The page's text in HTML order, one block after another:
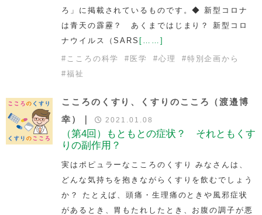
ろ」に掲載されているものです。◆ 新型コロナ
は青天の霹靂？ あくまではじまり？ 新型コロ
ナウイルス（SARS [……]
# こころの科学 # 医学 #心理 #特別企画から
#福祉
こころのくすり、くすりのこころ（渡邉博
幸）｜
2021.01.08
（第4回）もともとの症状？ それともくす
りの副作用？
実はポピュラーなこころのくすり みなさんは、
どんな気持ちを抱きながらくすりを飲むでしょう
か？ たとえば、頭痛・生理痛のときや風邪症状
があるとき、胃もたれしたとき、お腹の調子が悪